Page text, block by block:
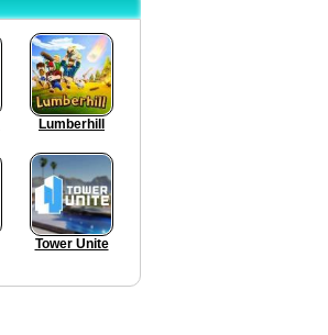
Lumberhill
Tower Unite